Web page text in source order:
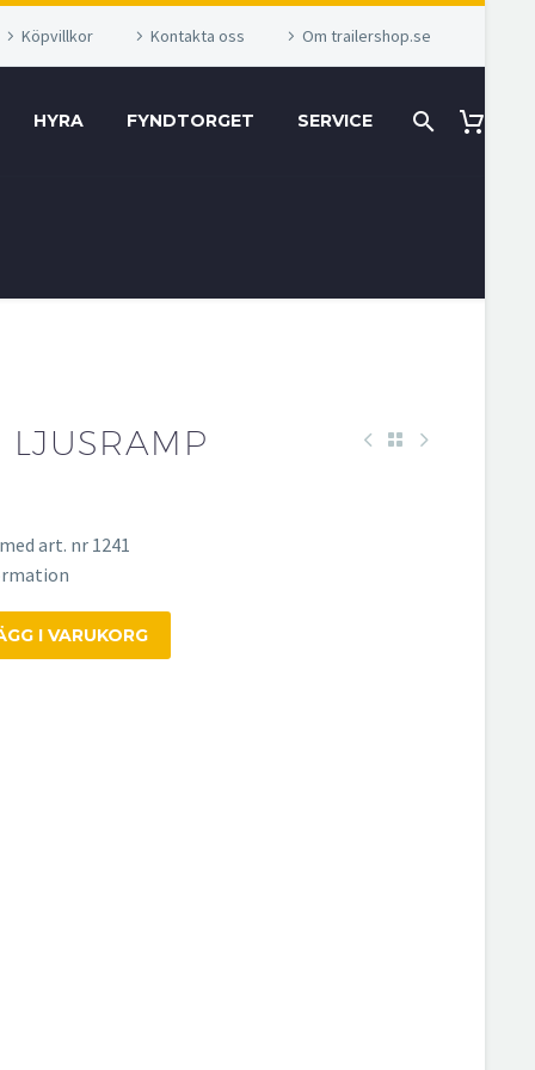
Köpvillkor Kontakta oss Om trailershop.se
HYRA FYNDTORGET SERVICE
LJUSRAMP
art. nr 1241
I VARUKORG